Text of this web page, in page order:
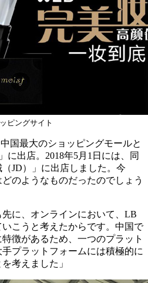
ピングサイト
国最大のショッピングモールと
に出店。2018年5月1日には、同
JD）」に出店しました。今
のようなものだったのでしょう
先に、オンラインにおいて、LB
こうと考えたからです。中国で
徴があるため、一つのプラット
プラットフォームには積極的に
考えました」